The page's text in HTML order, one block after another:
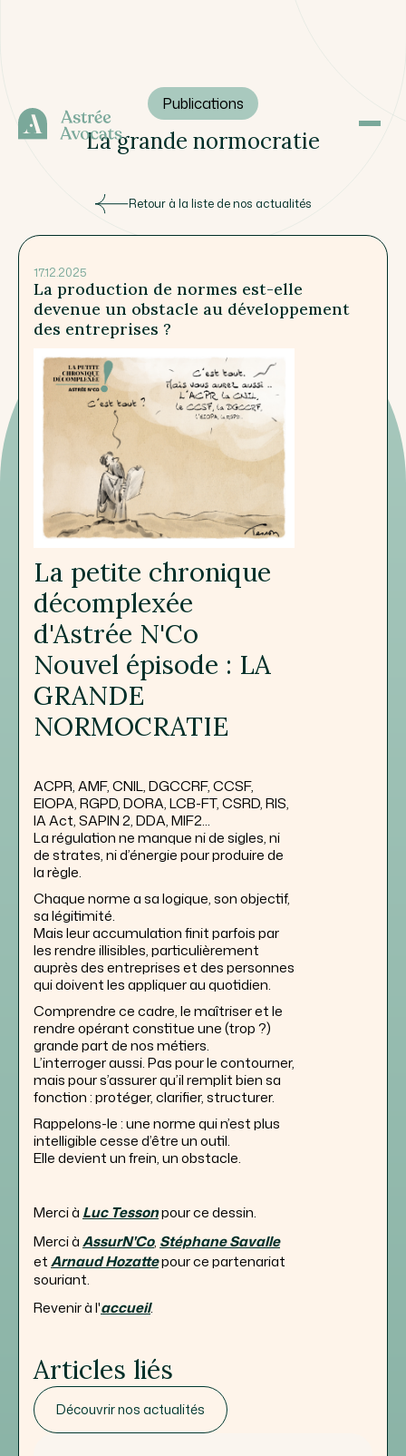
Publications
La grande normocratie
Retour à la liste de nos actualités
17.12.2025
La production de normes est-elle
devenue un obstacle au développement
des entreprises ?
La petite chronique
décomplexée
d'Astrée N'Co
Nouvel épisode : LA
GRANDE
NORMOCRATIE
ACPR, AMF, CNIL, DGCCRF, CCSF,
EIOPA, RGPD, DORA, LCB-FT, CSRD, RIS,
IA Act, SAPIN 2, DDA, MIF2...
La régulation ne manque ni de sigles, ni
de strates, ni d’énergie pour produire de
la règle.
Chaque norme a sa logique, son objectif,
sa légitimité.
Mais leur accumulation finit parfois par
les rendre illisibles, particulièrement
auprès des entreprises et des personnes
qui doivent les appliquer au quotidien.
Comprendre ce cadre, le maîtriser et le
rendre opérant constitue une (trop ?)
grande part de nos métiers.
L’interroger aussi. Pas pour le contourner,
mais pour s’assurer qu’il remplit bien sa
fonction : protéger, clarifier, structurer.
Rappelons-le : une norme qui n’est plus
intelligible cesse d’être un outil.
Elle devient un frein, un obstacle.
Merci à Luc Tessonpour ce dessin.
Merci àAssurN'Co, Stéphane Savalle
etArnaud Hozattepour ce partenariat
souriant.
Revenir à l'accueil.
Articles liés
Découvrir nos actualités